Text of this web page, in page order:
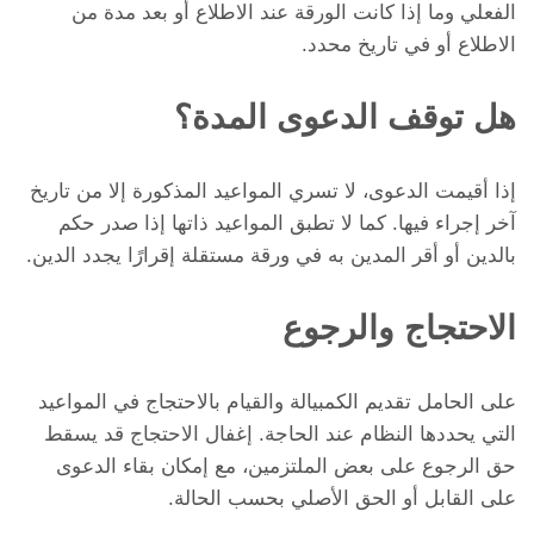
الفعلي وما إذا كانت الورقة عند الاطلاع أو بعد مدة من
الاطلاع أو في تاريخ محدد.
هل توقف الدعوى المدة؟
إذا أقيمت الدعوى، لا تسري المواعيد المذكورة إلا من تاريخ
آخر إجراء فيها. كما لا تطبق المواعيد ذاتها إذا صدر حكم
بالدين أو أقر المدين به في ورقة مستقلة إقرارًا يجدد الدين.
الاحتجاج والرجوع
على الحامل تقديم الكمبيالة والقيام بالاحتجاج في المواعيد
التي يحددها النظام عند الحاجة. إغفال الاحتجاج قد يسقط
حق الرجوع على بعض الملتزمين، مع إمكان بقاء الدعوى
على القابل أو الحق الأصلي بحسب الحالة.